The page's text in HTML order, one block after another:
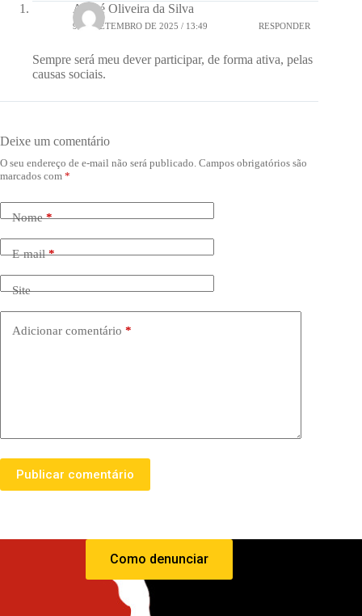
André Oliveira da Silva
9 DE SETEMBRO DE 2025 / 13:49 RESPONDER
Sempre será meu dever participar, de forma ativa, pelas
causas sociais.
Deixe um comentário
O seu endereço de e-mail não será publicado. Campos obrigatórios são
marcados com *
Nome*
E-mail*
Site
Adicionar comentário *
Publicar comentário
Como denunciar